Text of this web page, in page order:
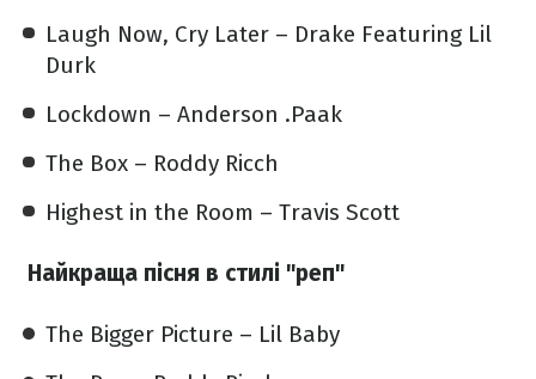
Laugh Now, Cry Later – Drake Featuring Lil
Durk
Lockdown – Anderson .Paak
The Box – Roddy Ricch
Highest in the Room – Travis Scott
Найкраща пісня в стилі "реп"
The Bigger Picture – Lil Baby